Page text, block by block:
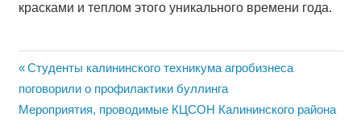
красками и теплом этого уникального времени года.
Навигация
по
Previous
Post:
Студенты калининского техникума агробизнеса
поговорили о профилактики буллинга
Next
Мероприятия, проводимые КЦСОН Калининского района